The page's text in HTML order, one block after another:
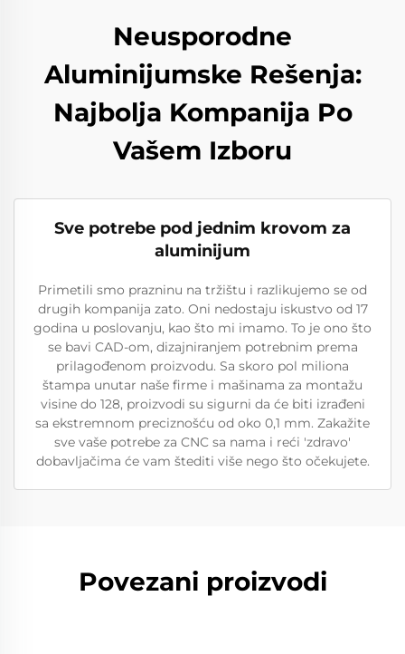
Neusporodne
Aluminijumske Rešenja:
Najbolja Kompanija Po
Vašem Izboru
Sve potrebe pod jednim krovom za
aluminijum
Primetili smo prazninu na tržištu i razlikujemo se od
drugih kompanija zato. Oni nedostaju iskustvo od 17
godina u poslovanju, kao što mi imamo. To je ono što
se bavi CAD-om, dizajniranjem potrebnim prema
prilagođenom proizvodu. Sa skoro pol miliona
štampa unutar naše firme i mašinama za montažu
visine do 128, proizvodi su sigurni da će biti izrađeni
sa ekstremnom preciznošću od oko 0,1 mm. Zakažite
sve vaše potrebe za CNC sa nama i reći 'zdravo'
dobavljačima će vam štediti više nego što očekujete.
Povezani proizvodi